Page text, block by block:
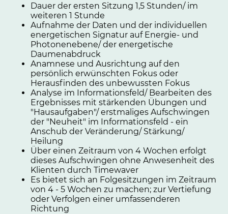
Dauer der ersten Sitzung 1,5 Stunden/ im
weiteren 1 Stunde
Aufnahme der Daten und der individuellen
energetischen Signatur auf Energie- und
Photonenebene/ der energetische
Daumenabdruck
Anamnese und Ausrichtung auf den
persönlich erwünschten Fokus oder
Herausfinden des unbewussten Fokus
Analyse im Informationsfeld/ Bearbeiten des
Ergebnisses mit stärkenden Übungen und
"Hausaufgaben"/ erstmaliges Aufschwingen
der "Neuheit" im Informationsfeld - ein
Anschub der Veränderung/ Stärkung/
Heilung
Über einen Zeitraum von 4 Wochen erfolgt
dieses Aufschwingen ohne Anwesenheit des
Klienten durch Timewaver
Es bietet sich an Folgesitzungen im Zeitraum
von 4 - 5 Wochen zu machen; zur Vertiefung
oder Verfolgen einer umfassenderen
Richtung